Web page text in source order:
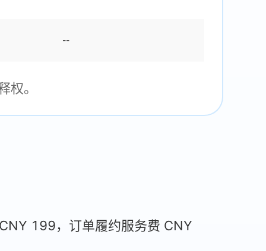
--
。
199，订单履约服务费 CNY